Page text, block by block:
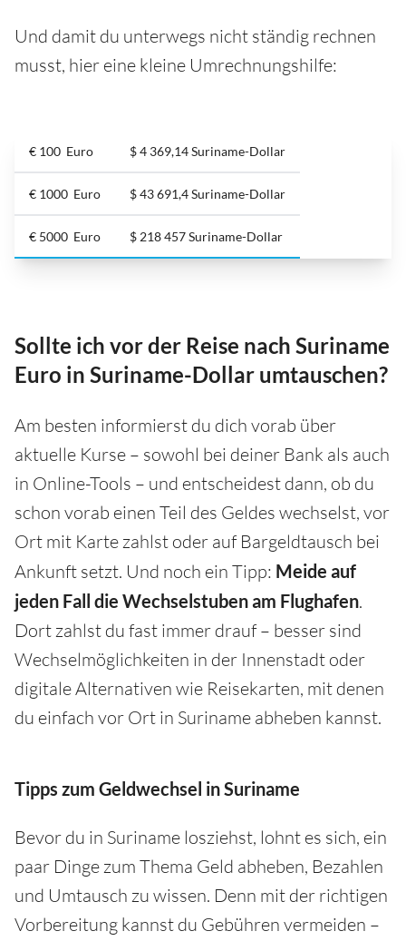
Und damit du unterwegs nicht ständig rechnen
musst, hier eine kleine Umrechnungshilfe:
€ 100 Euro $ 4 369,14 Suriname-Dollar
€ 1000 Euro $ 43 691,4 Suriname-Dollar
€ 5000 Euro $ 218 457 Suriname-Dollar
Sollte ich vor der Reise nach Suriname
Euro in Suriname-Dollar umtauschen?
Am besten informierst du dich vorab über
aktuelle Kurse – sowohl bei deiner Bank als auch
in Online-Tools – und entscheidest dann, ob du
schon vorab einen Teil des Geldes wechselst, vor
Ort mit Karte zahlst oder auf Bargeldtausch bei
Ankunft setzt. Und noch ein Tipp: Meide auf
jeden Fall die Wechselstuben am Flughafen.
Dort zahlst du fast immer drauf – besser sind
Wechselmöglichkeiten in der Innenstadt oder
digitale Alternativen wie Reisekarten, mit denen
du einfach vor Ort in Suriname abheben kannst.
Tipps zum Geldwechsel in Suriname
Bevor du in Suriname losziehst, lohnt es sich, ein
paar Dinge zum Thema Geld abheben, Bezahlen
und Umtausch zu wissen. Denn mit der richtigen
Vorbereitung kannst du Gebühren vermeiden –